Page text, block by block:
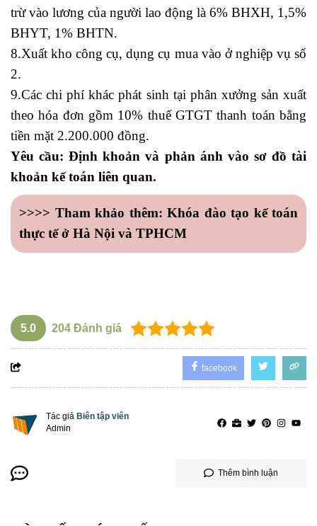
trừ vào lương của người lao động là 6% BHXH, 1,5%
BHYT, 1% BHTN.
8.Xuất kho công cụ, dụng cụ mua vào ở nghiệp vụ số
2.
9.Các chi phí khác phát sinh tại phân xưởng sản xuất
theo hóa đơn gồm 10% thuế GTGT thanh toán bằng
tiền mặt 2.200.000 đồng.
Yêu cầu: Định khoản và phản ánh vào sơ đồ tài
khoản kế toán liên quan.
>>>> Tham khảo thêm: Khóa đào tạo kế toán
thực tế ở Hà Nội và TPHCM
5.0 204 Đánh giá
facebook
Tác giả Biên tập viên
Admin
Thêm bình luận